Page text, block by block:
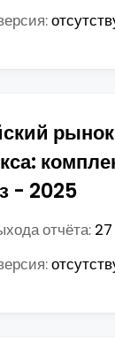
рынок
- 2025
отчёта: